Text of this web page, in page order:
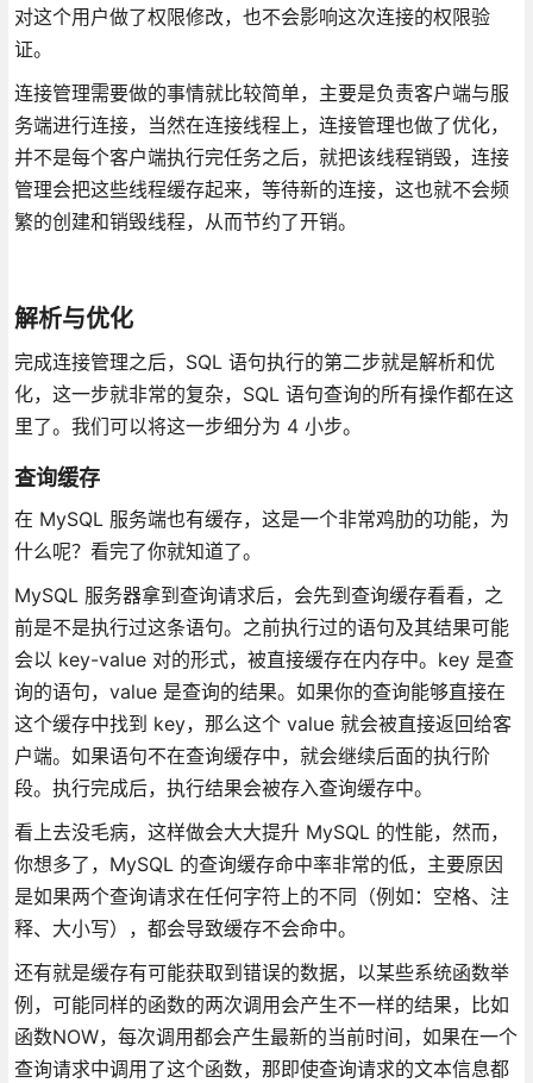
对这个用户做了权限修改，也不会影响这次连接的权限验
证。
连接管理需要做的事情就比较简单，主要是负责客户端与服
务端进行连接，当然在连接线程上，连接管理也做了优化，
并不是每个客户端执行完任务之后，就把该线程销毁，连接
管理会把这些线程缓存起来，等待新的连接，这也就不会频
繁的创建和销毁线程，从而节约了开销。
解析与优化
完成连接管理之后，SQL 语句执行的第二步就是解析和优
化，这一步就非常的复杂，SQL 语句查询的所有操作都在这
里了。我们可以将这一步细分为 4 小步。
查询缓存
在 MySQL 服务端也有缓存，这是一个非常鸡肋的功能，为
什么呢？看完了你就知道了。
MySQL 服务器拿到查询请求后，会先到查询缓存看看，之
前是不是执行过这条语句。之前执行过的语句及其结果可能
会以 key-value 对的形式，被直接缓存在内存中。key 是查
询的语句，value 是查询的结果。如果你的查询能够直接在
这个缓存中找到 key，那么这个 value 就会被直接返回给客
户端。如果语句不在查询缓存中，就会继续后面的执行阶
段。执行完成后，执行结果会被存入查询缓存中。
看上去没毛病，这样做会大大提升 MySQL 的性能，然而，
你想多了，MySQL 的查询缓存命中率非常的低，主要原因
是如果两个查询请求在任何字符上的不同（例如：空格、注
释、大小写），都会导致缓存不会命中。
还有就是缓存有可能获取到错误的数据，以某些系统函数举
例，可能同样的函数的两次调用会产生不一样的结果，比如
函数NOW，每次调用都会产生最新的当前时间，如果在一个
查询请求中调用了这个函数，那即使查询请求的文本信息都